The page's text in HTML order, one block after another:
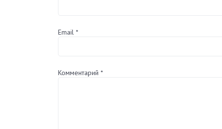
Email *
Комментарий *